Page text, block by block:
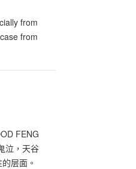
红灯，
举凡八
建造"风
造水
深的的风
位，结
青龙
以择日在
强劲及长
from
from
FENG
泣，天谷
层面。